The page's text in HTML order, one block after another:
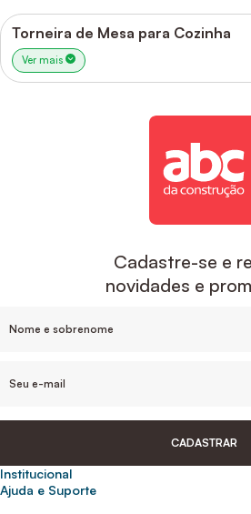
Torneira de Mesa para Cozinha
Ver mais
Cadastre-se e
novidades e
CADASTRAR
Institucional
Sobre nós
Ajuda e Suporte